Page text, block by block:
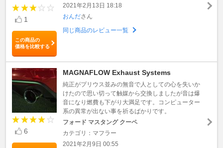
1
この商品の
価格を比較する
2021年2月13日 18:18
おんださん
同じ商品のレビュー一覧
6
MAGNAFLOW Exhaust Systems
純正がプリウス並みの無音で人としての心を失いか
けたので思い切って触媒から交換しましたが音は爆
音になり燃費も下がり大満足です。コンピューター
系の異常が出ない事を祈るばかりです。
フォード マスタング クーペ
カテゴリ：マフラー
2021年2月9日 00:55